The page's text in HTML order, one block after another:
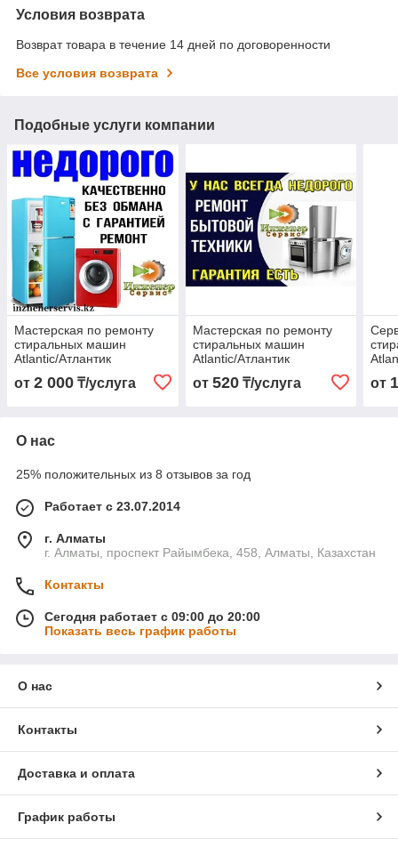
Условия возврата
Возврат товара в течение 14 дней по договоренности
Все условия возврата
Подобные услуги компании
Мастерская по ремонту
стиральных машин
Atlantic/Атлантик
от 2 000 ₸/услуга
Мастерская по ремонту
стиральных машин
Atlantic/Атлантик
от 520₸/услуга от
О нас
25% положительных из 8 отзывов за год
Работает с 23.07.2014
г. Алматы
г. Алматы, проспект Райымбека, 458, Алматы, Казахстан
Контакты
Сегодня работает с 09:00 до 20:00
Показать весь график работы
О нас
Контакты
Доставка и оплата
График работы